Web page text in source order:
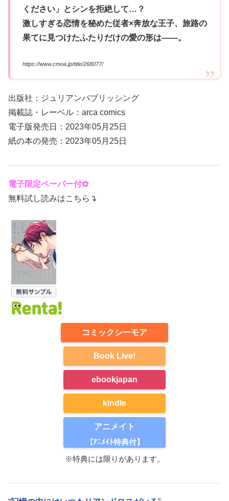
ください」とシンを拒絶して…？
激しすぎる恋情を秘めた従者×奔放な王子、旅路の
果てに見つけたふたりだけの愛の形は――。
https://www.cmoa.jp/title/268077/
出版社：ジュリアンパブリッシング
掲載誌・レーベル：arca comics
電子版発売日：2023年05月25日
紙の本の発売：2023年05月25日
電子限定ペーパー付✿
無料試し読みはこちら↴
コミックシーモア
Book Live!
ebookjapan
kindle
アニメイト
【ｱﾆﾒｲﾄ特典付】
※特典には限りがあります。